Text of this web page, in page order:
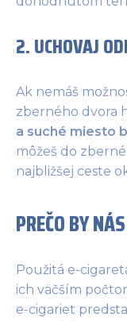
2. UCHOVAJ
Ak nemáš
zberného dvora
a suché miesto
môžeš do
najbližšej ceste
PREČO BY
Použitá e-
ich väčším
e-cigariet